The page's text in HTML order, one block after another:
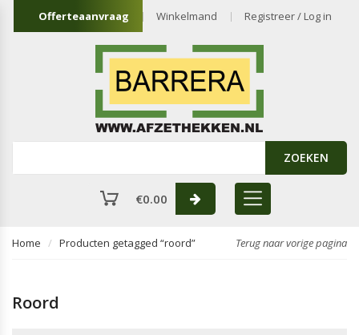
Offerteaanvraag Winkelmand Registreer / Log in
ZOEKEN
€0.00
Home Producten getagged “roord” Terug naar vorige pagina
Roord